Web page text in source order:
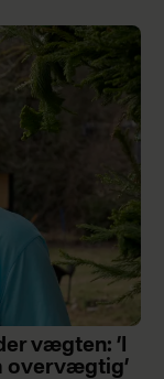
vægten: ’I
overvægtig’